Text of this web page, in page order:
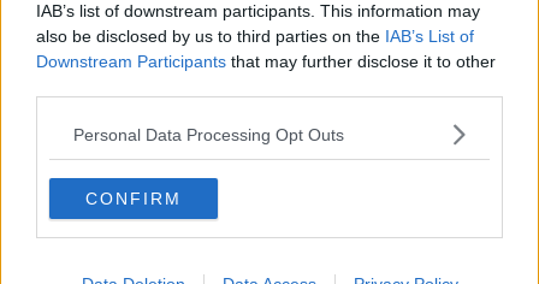
IAB’s list of downstream participants. This information may
also be disclosed by us to third parties on the IAB’s List of
Downstream Participants that may further disclose it to other
Personal Data Processing Opt Outs
CONFIRM
Medizinischer Bericht und Aufgaben Tour de France
Femmes 2026, Etappe 6 – vier Fahrerinnen nicht
mehr im Rennen, auch Yara Kastelijn ausgeschieden
Aug 06, 19:26
Tour de France Femmes 2026: Gesamtwertung nach
der 6. Etappe – Reusser verteidigt Gelb, Longo
Borghini macht Boden gut
Aug 06, 19:07
Vorschau auf die 7. Etappe der Tour de France